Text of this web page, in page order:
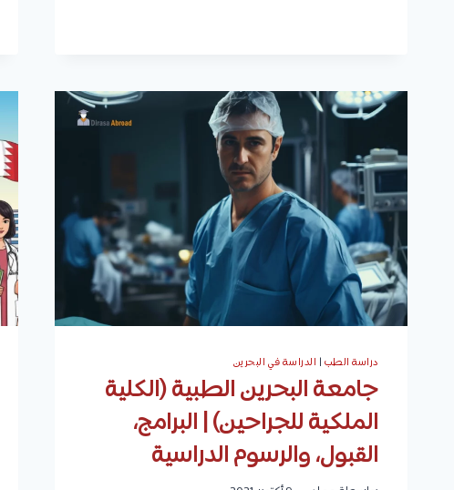
الدراسية،
وكيفية
التقديم
دراسة الطب | الدراسة في البحرين
جامعة البحرين الطبية (الكلية
الملكية للجراحين) | البرامج،
القبول، والرسوم الدراسية